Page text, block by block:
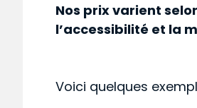
Nos prix varient
l’accessibilité et la
Voici quelques